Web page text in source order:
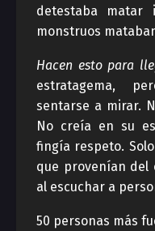
detestaba matar
monstruos
Hacen esto para
estratagema,
sentarse a mirar.
No creía en su
fingía respeto.
que provenían del
al escuchar a
50 personas más